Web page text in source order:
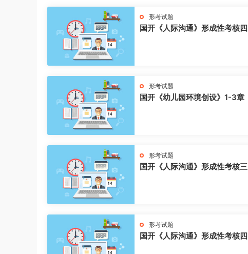
形考试题
国开《人际沟通》形成性考核四
形考试题
国开《幼儿园环境创设》1-3章
形考试题
国开《人际沟通》形成性考核三
形考试题
国开《人际沟通》形成性考核四